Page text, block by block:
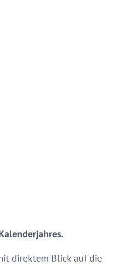
direktem Blick auf die